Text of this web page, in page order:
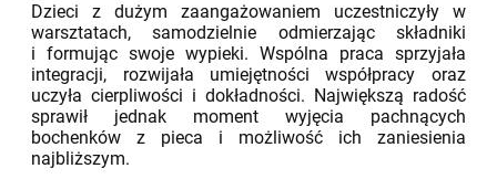
Dzieci z dużym zaangażowaniem uczestniczyły w
warsztatach, samodzielnie odmierzając składniki
i formując swoje wypieki. Wspólna praca sprzyjała
integracji, rozwijała umiejętności współpracy oraz
uczyła cierpliwości i dokładności. Największą radość
sprawił jednak moment wyjęcia pachnących
bochenków z pieca i możliwość ich zaniesienia
najbliższym.